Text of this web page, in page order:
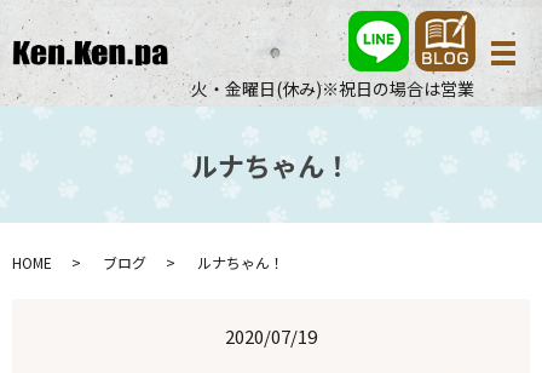
火・金曜日(休み)※祝日の場合は営業
メ
ルナちゃん！
HOME ブログ ルナちゃん！
2020/07/19